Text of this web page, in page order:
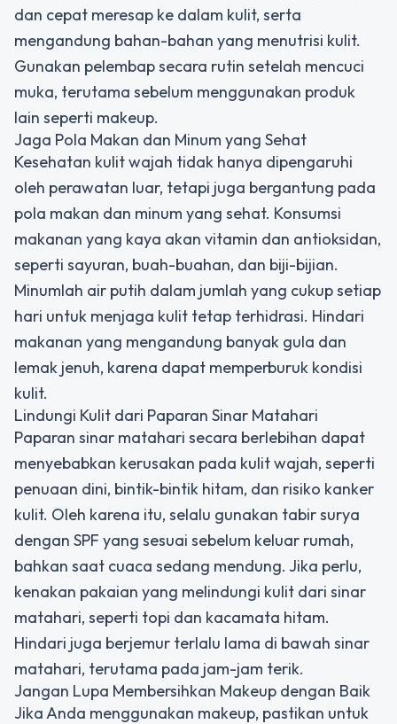
dan cepat meresap ke dalam kulit, serta
mengandung bahan-bahan yang menutrisi kulit.
Gunakan pelembap secara rutin setelah mencuci
muka, terutama sebelum menggunakan produk
lain seperti makeup.
Jaga Pola Makan dan Minum yang Sehat
Kesehatan kulit wajah tidak hanya dipengaruhi
oleh perawatan luar, tetapi juga bergantung pada
pola makan dan minum yang sehat. Konsumsi
makanan yang kaya akan vitamin dan antioksidan,
seperti sayuran, buah-buahan, dan biji-bijian.
Minumlah air putih dalam jumlah yang cukup setiap
hari untuk menjaga kulit tetap terhidrasi. Hindari
makanan yang mengandung banyak gula dan
lemak jenuh, karena dapat memperburuk kondisi
kulit.
Lindungi Kulit dari Paparan Sinar Matahari
Paparan sinar matahari secara berlebihan dapat
menyebabkan kerusakan pada kulit wajah, seperti
penuaan dini, bintik-bintik hitam, dan risiko kanker
kulit. Oleh karena itu, selalu gunakan tabir surya
dengan SPF yang sesuai sebelum keluar rumah,
bahkan saat cuaca sedang mendung. Jika perlu,
kenakan pakaian yang melindungi kulit dari sinar
matahari, seperti topi dan kacamata hitam.
Hindari juga berjemur terlalu lama di bawah sinar
matahari, terutama pada jam-jam terik.
Jangan Lupa Membersihkan Makeup dengan Baik
Jika Anda menggunakan makeup, pastikan untuk